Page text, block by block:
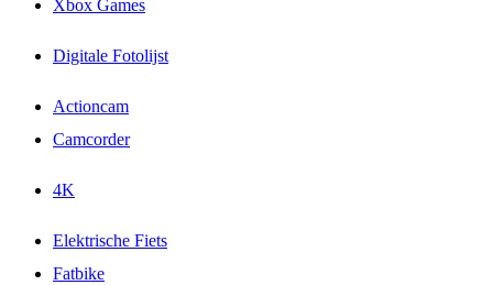
Xbox Games
Digitale Fotolijst
Actioncam
Camcorder
4K
Elektrische Fiets
Fatbike